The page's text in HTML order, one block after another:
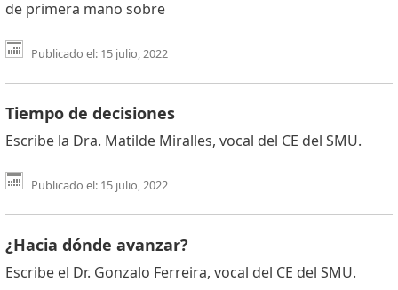
de primera mano sobre
Publicado el: 15 julio, 2022
Tiempo de decisiones
Escribe la Dra. Matilde Miralles, vocal del CE del SMU.
Publicado el: 15 julio, 2022
¿Hacia dónde avanzar?
Escribe el Dr. Gonzalo Ferreira, vocal del CE del SMU.